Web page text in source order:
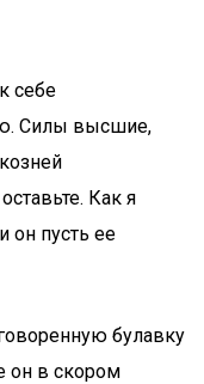
себе
Силы высшие,
Как я
он пусть ее
булавку
он в скором